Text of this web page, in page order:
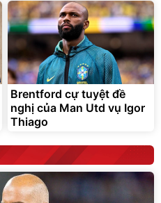
Brentford cự tuyệt đề
nghị của Man Utd vụ Igor
Thiago